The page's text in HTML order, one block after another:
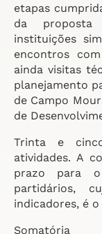
etapas
da proposta
instituições
encontros
ainda visitas
planejamento
de Campo
de
Trinta e
atividades. A
prazo para
partidários,
indicadores, é
Somatória